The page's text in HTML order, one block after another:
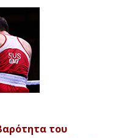
του